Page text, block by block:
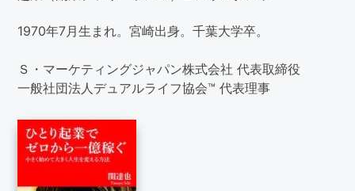
1970年7月生まれ。宮崎出身。千葉大学卒。
Ｓ・マーケティングジャパン株式会社 代表取締役
一般社団法人デュアルライフ協会™ 代表理事